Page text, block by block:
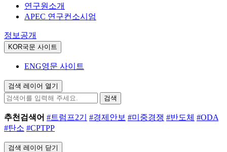
연구원소개
APEC 연구컨소시엄
정보공개
KOR국문 사이트
ENG영문 사이트
검색 레이어 열기
검색
추천검색어 #트럼프2기 #경제안보 #미중경쟁 #반도체 #ODA
#탄소 #CPTPP
검색 레이어 닫기